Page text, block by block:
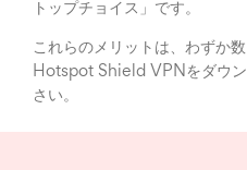
トップチョイス」です。
これらのメリットは、わずか
Hotspot Shield VPNをダウン
さい。